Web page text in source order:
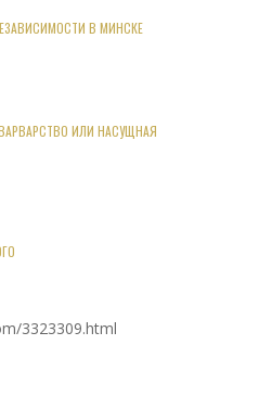
В МИНСКЕ
ИЛИ НАСУЩНАЯ
3323309.html